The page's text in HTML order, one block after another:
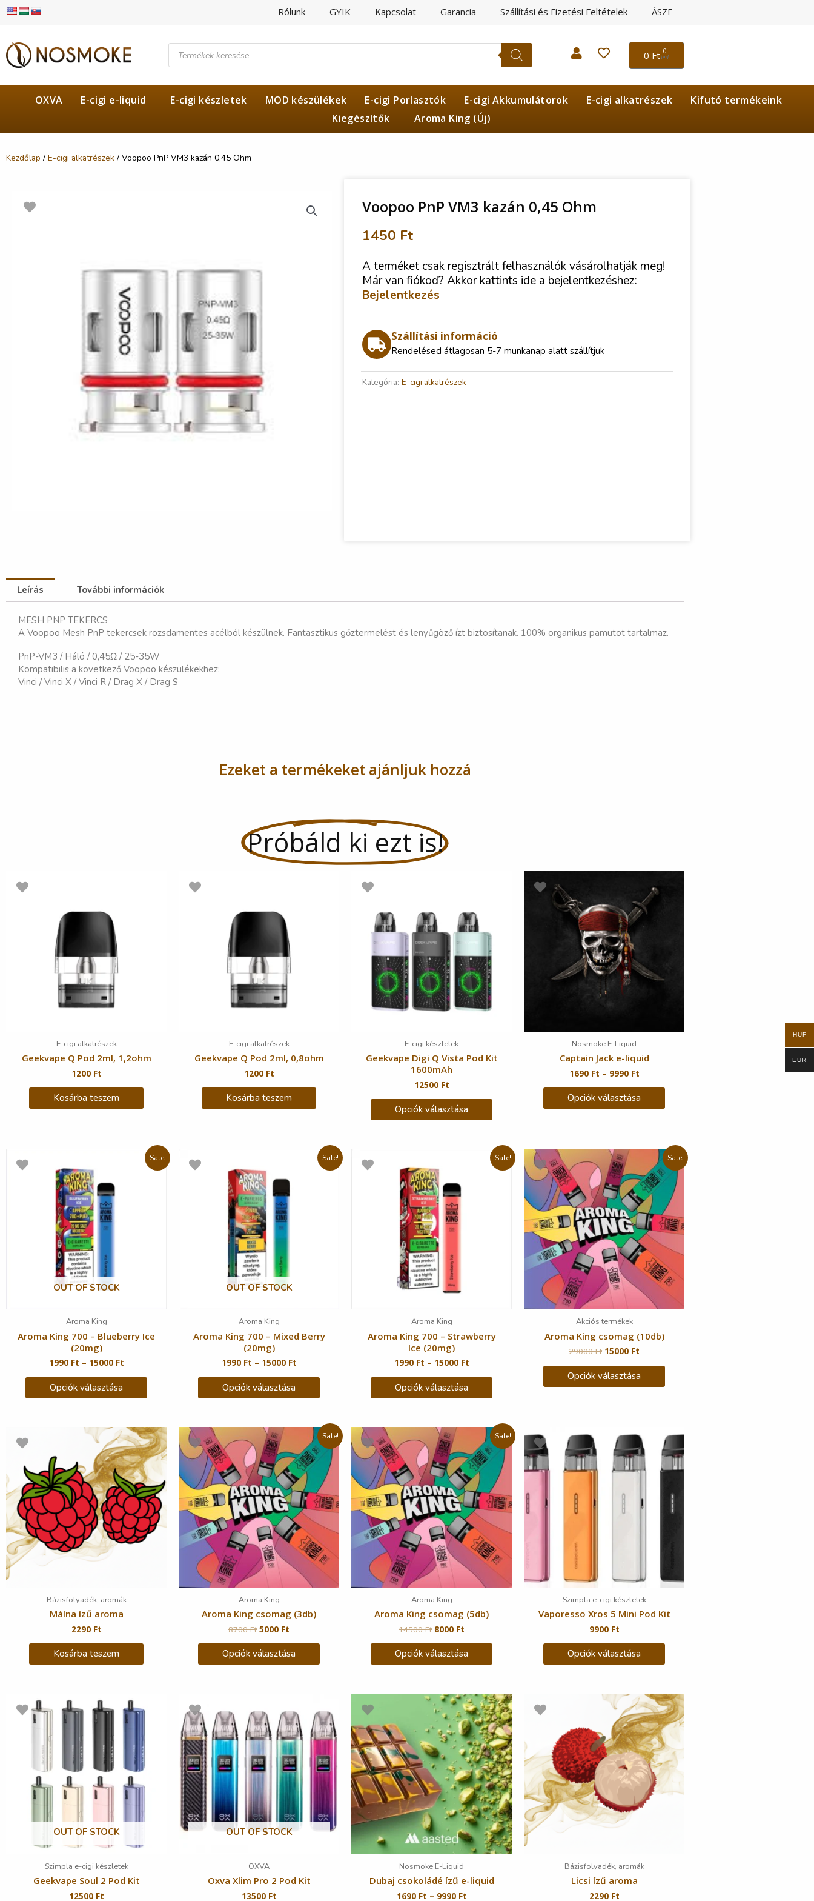
Rólunk GYIK Kapcsolat Garancia Szállítási és Fizetési Feltételek ÁSZF
0 Ft 0
OXVA E-cigi e-liquid E-cigi készletek MOD készülékek E-cigi Porlasztók E-cigi Akkumulátorok E-cigi alkatrészek
Kifutó termékeink
Kiegészítők
Aroma King (Új)
Kezdőlap / E-cigi alkatrészek / Voopoo PnP VM3 kazán 0,45 Ohm
Voopoo PnP VM3 kazán 0,45 Ohm
1450 Ft
A terméket csak regisztrált felhasználók vásárolhatják meg!
Már van fiókod? Akkor kattints ide a bejelentkezéshez:
Bejelentkezés
Szállítási információ
Rendelésed átlagosan 5-7 munkanap alatt szállítjuk
Kategória: E-cigi alkatrészek
Leírás További információk
MESH PNP TEKERCS
A Voopoo Mesh PnP tekercsek rozsdamentes acélból készülnek. Fantasztikus gőztermelést és lenyűgöző ízt biztosítanak. 100% organikus pamutot tartalmaz.
PnP-VM3 / Háló / 0,45Ω / 25-35W
Kompatibilis a következő Voopoo készülékekhez:
Vinci / Vinci X / Vinci R / Drag X / Drag S
Ezeket a termékeket ajánljuk hozzá
Próbáld ki ezt is!
E-cigi alkatrészek
Geekvape Q Pod 2ml, 1,2ohm
1200 Ft
Kosárba teszem
E-cigi alkatrészek
Geekvape Q Pod 2ml, 0,8ohm
1200 Ft
Kosárba teszem
E-cigi készletek
Geekvape Digi Q Vista Pod Kit
1600mAh
12500 Ft
Opciók választása
Nosmoke E-Liquid
Captain Jack e-liquid
1690 Ft – 9990 Ft
Opciók választása
Sale!
OUT OF STOCK
Aroma King
Aroma King 700 – Blueberry Ice
(20mg)
1990 Ft – 15000 Ft
Opciók választása
Sale!
OUT OF STOCK
Aroma King
Aroma King 700 – Mixed Berry
(20mg)
1990 Ft – 15000 Ft
Opciók választása
Sale!
Aroma King
Aroma King 700 – Strawberry
Ice (20mg)
1990 Ft – 15000 Ft
Opciók választása
Sale!
Akciós termékek
Aroma King csomag (10db)
29000Ft 15000 Ft
Opciók választása
Bázisfolyadék, aromák
Málna ízű aroma
2290 Ft
Kosárba teszem
Sale!
Aroma King
Aroma King csomag (3db)
8700Ft 5000 Ft
Opciók választása
Sale!
Aroma King
Aroma King csomag (5db)
14500Ft 8000 Ft
Opciók választása
Szimpla e-cigi készletek
Vaporesso Xros 5 Mini Pod Kit
9900 Ft
Opciók választása
OUT OF STOCK
Szimpla e-cigi készletek
Geekvape Soul 2 Pod Kit
12500 Ft
OUT OF STOCK
OXVA
Oxva Xlim Pro 2 Pod Kit
13500 Ft
Nosmoke E-Liquid
Dubaj csokoládé ízű e-liquid
1690 Ft – 9990 Ft
Bázisfolyadék, aromák
Licsi ízű aroma
2290 Ft
HUF
EUR